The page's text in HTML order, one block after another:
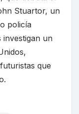
Stuartor, un
policía
un
que